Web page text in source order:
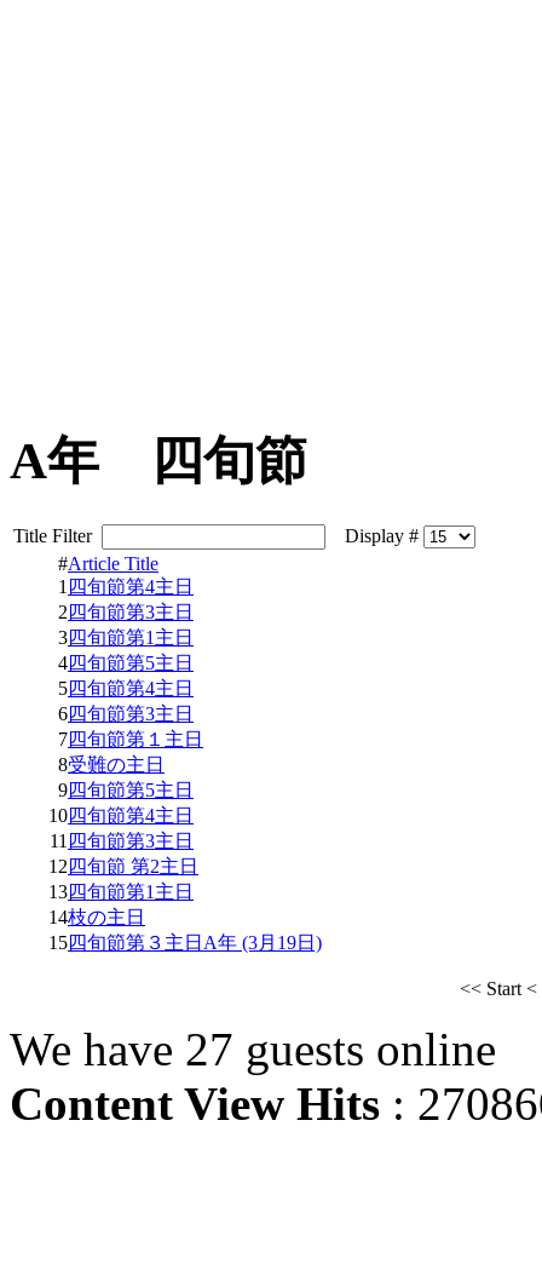
A年 四旬節
Title Filter
Display #
#Article Title
1 四旬節第4主日
2 四旬節第3主日
3四旬節第1主日
4四旬節第5主日
5四旬節第4主日
6四旬節第3主日
7四旬節第１主日
8受難の主日
9四旬節第5主日
10四旬節第4主日
11 四旬節第3主日
12 四旬節 第2主日
13四旬節第1主日
14枝の主日
15四旬節第３主日A年 (3月19日)
<< Start<
We have 27 guests online
Content View Hits :